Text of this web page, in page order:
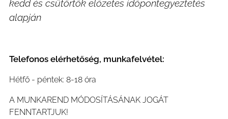
kedd és csütörtök előzetes időpontegyeztetés
alapján
Telefonos elérhetőség, munkafelvétel:
Hétfő - péntek: 8-18 óra
A MUNKAREND MÓDOSÍTÁSÁNAK JOGÁT
FENNTARTJUK!